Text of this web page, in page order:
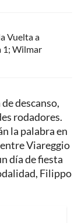
Vuelta a
1; Wilmar
descanso,
rodadores.
la palabra en
Viareggio
día de fiesta
Filippo